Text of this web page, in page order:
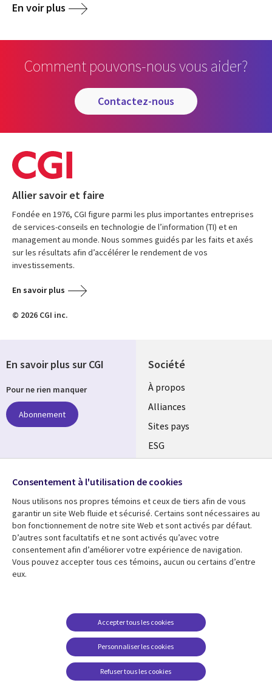
En voir plus
Comment pouvons-nous vous aider?
contactez-nous
Allier savoir et faire
Fondée en 1976, CGI figure parmi les plus importantes entreprises
de services-conseils en technologie de l’information (TI) et en
management au monde. Nous sommes guidés par les faits et axés
sur les résultats afin d’accélérer le rendement de vos
investissements.
En savoir plus
© 2026 CGI inc.
Société
À propos
Alliances
Sites pays
ESG
Fusions
Salle de presse
Ressources
Articles
Études de cas
Baladodiffusions
Support
Restrictions et
conditions juridiques
Carrières FAQ
Centre de gestion des
En savoir plus sur CGI
Pour ne rien manquer
Abonnement
Suivez-nous
Social
Media
Global
FR
Consentement à l'utilisation de cookies
Nous utilisons nos propres témoins et ceux de tiers afin de vous
garantir un site Web fluide et sécurisé. Certains sont nécessaires au
bon fonctionnement de notre site Web et sont activés par défaut.
D’autres sont facultatifs et ne sont activés qu’avec votre
consentement afin d’améliorer votre expérience de navigation.
Vous pouvez accepter tous ces témoins, aucun ou certains d’entre
eux.
Personnaliser les cookies
Accepter tous les cookies
Refuser tous les cookies